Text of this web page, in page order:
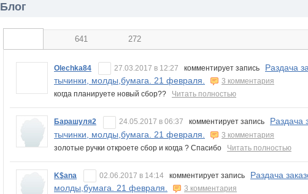
Блог
641 272
Olechka84 27.03.2017 в 12:27 комментирует запись Раздача
тычинки, молды,бумага. 21 февраля.
3 комментария
когда планируете новый сбор?? Читать полностью
Барашуля2 24.05.2017 в 06:37 комментирует запись Раздача
тычинки, молды,бумага. 21 февраля.
3 комментария
золотые ручки откроете сбор и когда ? Спасибо Читать полностью
K$ana 02.06.2017 в 14:14 комментирует запись Раздача
молды,бумага. 21 февраля.
3 комментария